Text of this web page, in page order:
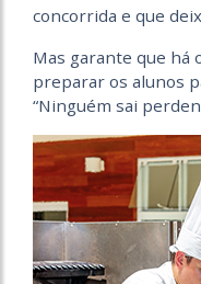
concorrida e que
Mas garante que há
preparar os alunos
“Ninguém sai